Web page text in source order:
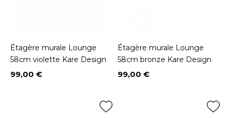
Étagère murale Lounge
58cm violette Kare Design
Prix
99,00 €
Étagère murale Lounge
58cm bronze Kare Design
Prix
99,00 €